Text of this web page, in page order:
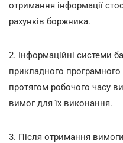
отримання інформації
рахунків боржника.
2. Інформаційні системи
прикладного програмного
протягом робочого часу
вимог для їх виконання.
3. Після отримання